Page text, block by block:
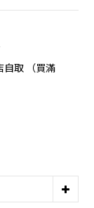
自取 （買滿